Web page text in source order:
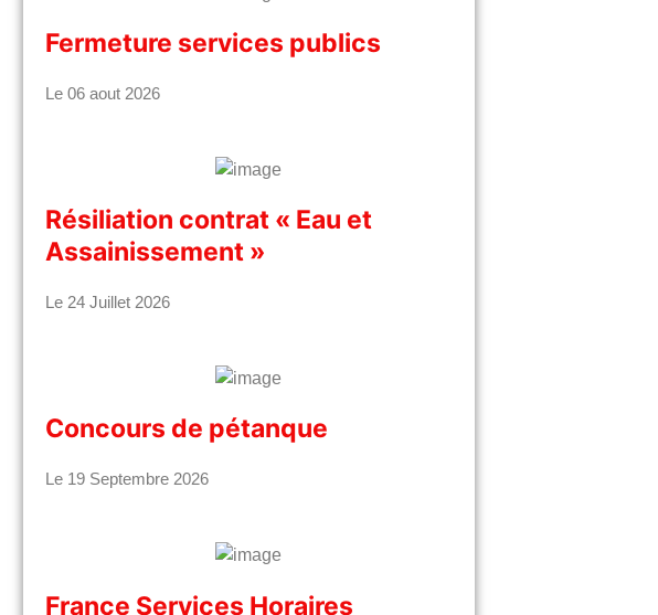
Fermeture services publics
Le 06 aout 2026
Résiliation contrat « Eau et
Assainissement »
Le 24 Juillet 2026
Concours de pétanque
Le 19 Septembre 2026
France Services Horaires